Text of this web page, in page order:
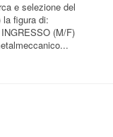
e selezione del
la figura di:
(M/F)